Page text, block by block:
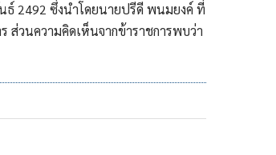
2492 ซึ่งนำโดยนายปรีดี พนมยงค์ ที่
ส่วนความคิดเห็นจากข้าราชการพบว่า